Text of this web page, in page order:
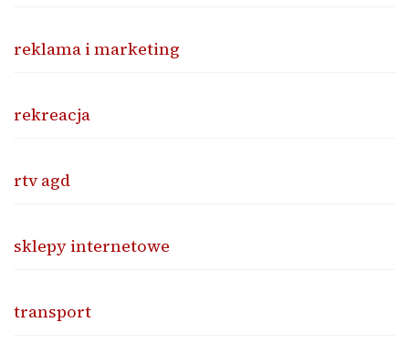
reklama i marketing
rekreacja
rtv agd
sklepy internetowe
transport